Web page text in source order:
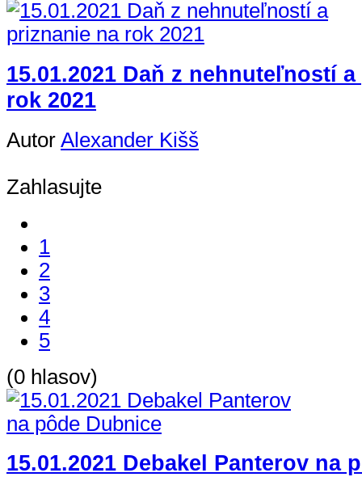
15.01.2021 Daň z nehnuteľností
rok 2021
Autor Alexander Kišš
Zahlasujte
1
2
3
4
5
(0 hlasov)
15.01.2021 Debakel Panterov na